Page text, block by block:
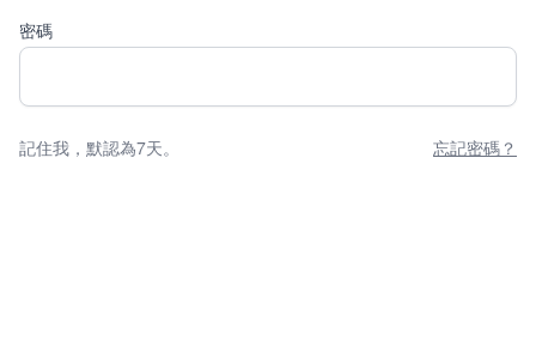
密碼
記住我，默認為7天。 忘記密碼？